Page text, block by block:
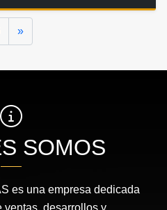
»Siguiente
SOMOS
es una empresa dedicada